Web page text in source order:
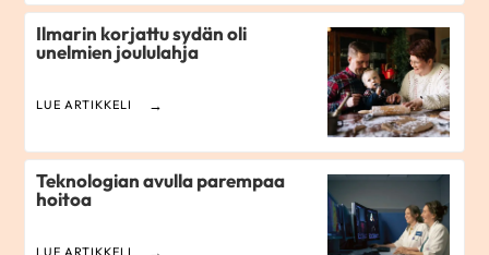
Ilmarin korjattu sydän oli
unelmien joululahja
LUE ARTIKKELI
Teknologian avulla parempaa
hoitoa
LUE ARTIKKELI